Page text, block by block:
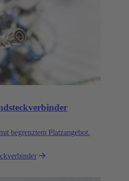
begrenztem Platzangebot.